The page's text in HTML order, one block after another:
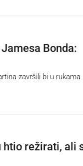
Bonda:
završili bi u rukama
htio režirati, ali